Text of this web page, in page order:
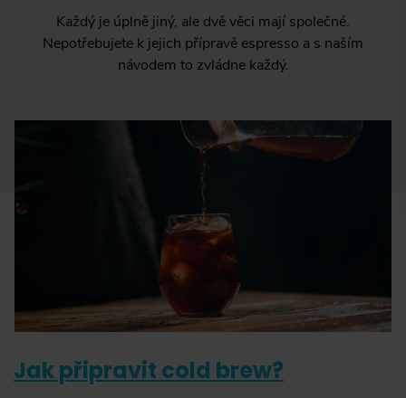
Každý je úplně jiný, ale dvě věci mají společné.
Nepotřebujete k jejich přípravě espresso a s naším
návodem to zvládne každý.
Jak připravit cold brew?